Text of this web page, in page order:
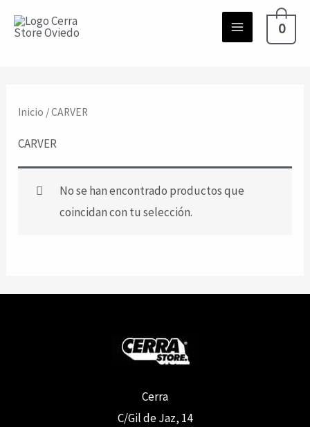
0
Inicio / CARVER
CARVER
No se han encontrado productos que
coincidan con tu selección.
Cerra
C/Gil de Jaz, 14